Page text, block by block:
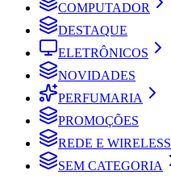
COMPUTADOR
DESTAQUE
ELETRÔNICOS
NOVIDADES
PERFUMARIA
PROMOÇÕES
REDE E WIRELESS
SEM CATEGORIA